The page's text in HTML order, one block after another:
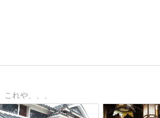
れや、、、